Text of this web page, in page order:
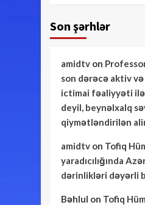
Son şərhlər
amidtvon
son dərəcə aktiv
ictimai fəaliyyəti
deyil, beynəlxalq
qiymətləndirilən
amidtvon Tofiq
yaradıcılığında
dərinlikləri dəyərli
Bəhlul on Tofiq